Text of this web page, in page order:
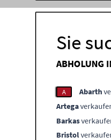
Sie
ABHOLUNG
A Abarth
Artega
Barkas
Bristol